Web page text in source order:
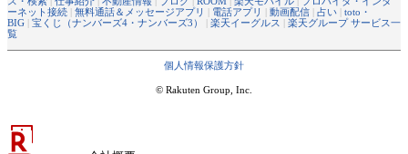
ーネット接続 | 無料通話＆メッセージアプリ | 電話アプリ | 動画配信 | 占い | toto・
BIG | 宝くじ（ナンバーズ4・ナンバーズ3） | 楽天イーグルス | 楽天グループ サービス一
覧
個人情報保護方針
© Rakuten Group, Inc.